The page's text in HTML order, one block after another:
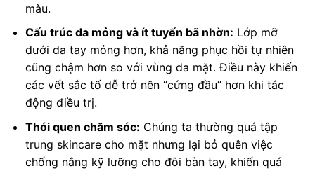
màu.
Cấu trúc da mỏng và ít tuyến bã nhờn: Lớp mỡ
dưới da tay mỏng hơn, khả năng phục hồi tự nhiên
cũng chậm hơn so với vùng da mặt. Điều này khiến
các vết sắc tố dễ trở nên “cứng đầu” hơn khi tác
động điều trị.
Thói quen chăm sóc: Chúng ta thường quá tập
trung skincare cho mặt nhưng lại bỏ quên việc
chống nắng kỹ lưỡng cho đôi bàn tay, khiến quá